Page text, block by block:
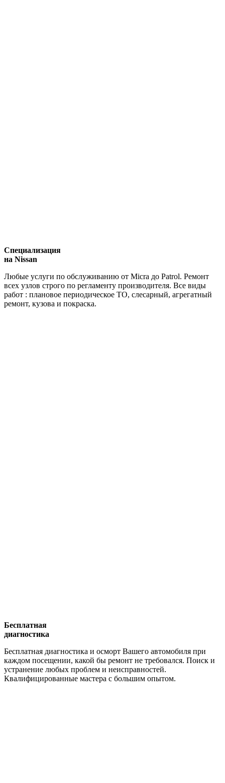
Специализация
на Nissan
Любые услуги по обслуживанию от Micra до Patrol. Ремонт
всех узлов строго по регламенту производителя. Все виды
работ : плановое периодическое ТО, слесарный, агрегатный
ремонт, кузова и покраска.
Бесплатная
диагностика
Бесплатная диагностика и осморт Вашего автомобиля при
каждом посещении, какой бы ремонт не требовался. Поиск и
устранение любых проблем и неисправностей.
Квалифицированные мастера с большим опытом.